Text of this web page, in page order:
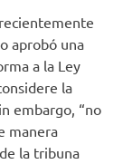
aprobó una
a la Ley
la
embargo, “no
manera
la tribuna